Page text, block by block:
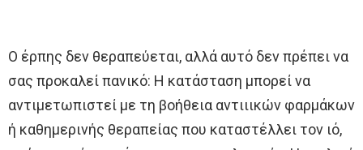
Ο έρπης δεν θεραπεύεται, αλλά αυτό δεν πρέπει να
σας προκαλεί πανικό: Η κατάσταση μπορεί να
αντιμετωπιστεί με τη βοήθεια αντιιικών φαρμάκων
ή καθημερινής θεραπείας που καταστέλλει τον ιό,